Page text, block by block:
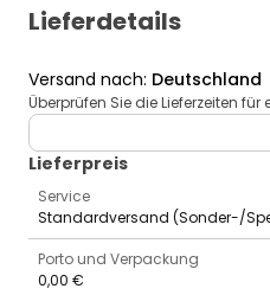
Lieferdetails
Versand nach: Deutschland
Überprüfen Sie die Lieferzeiten
deliveryCountry
Lieferpreis
Service
Standardversand (Sonder-/
Porto und Verpackung
0,00 €